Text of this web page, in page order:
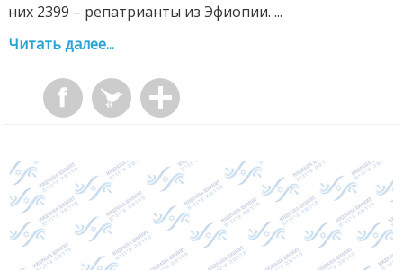
них 2399 – репатрианты из Эфиопии. ...
Читать далее...